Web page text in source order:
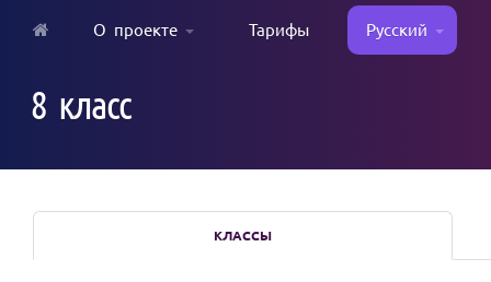
content
О проекте Тарифы Русский
8 класс
КЛАССЫ